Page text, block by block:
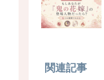
関連記事